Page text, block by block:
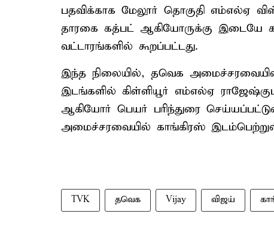
பதவிக்காக மேலூர் தொகுதி எம்எல்ஏ
தாரகை கத்பட் ஆகியோருக்கு இடையே
வட்டாரங்களில் கூறப்பட்டது.
இந்த நிலையில், தவெக அமைச்சரவையில்
இடங்களில் கிள்ளியூர் எம்எல்ஏ
ஆகியோர் பெயர் பரிந்துரை
அமைச்சரவையில் காங்கிரஸ்
TVK தவெக Vijay விஜய்